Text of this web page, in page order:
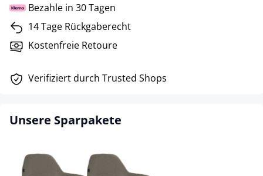
Bezahle in 30 Tagen
14 Tage Rückgaberecht
Kostenfreie Retoure
Verifiziert durch Trusted Shops
Unsere Sparpakete